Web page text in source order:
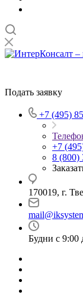
Подать заявку
+7 (495)
+7
8 (800)
170019, г.
Будни с 9:00